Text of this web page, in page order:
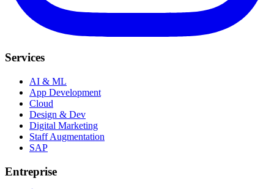
Services
AI & ML
App Development
Cloud
Design & Dev
Digital Marketing
Staff Augmentation
SAP
Entreprise